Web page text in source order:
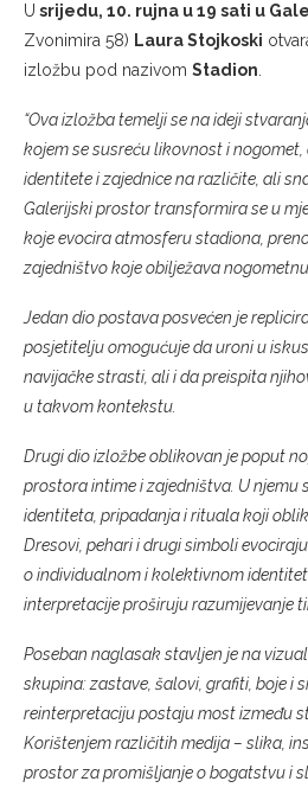
U srijedu, 10. rujna u 19 sati u
Zvonimira 58) Laura Stojkoski
izložbu pod nazivom Stadion.
“Ova izložba temelji se na ideji
kojem se susreću likovnost i
identitete i zajednice na različite, ali
Galerijski prostor transformira se u
koje evocira atmosferu stadiona,
zajedništvo koje obilježava
Jedan dio postava posvećen je
posjetitelju omogućuje da uroni u
navijačke strasti, ali i da preispita
u takvom kontekstu.
Drugi dio izložbe oblikovan je poput
prostora intime i zajedništva. U njemu
identiteta, pripadanja i rituala koji
Dresovi, pehari i drugi simboli
o individualnom i kolektivnom
interpretacije proširuju razumijevanje
Poseban naglasak stavljen je na
skupina: zastave, šalovi, grafiti, boje i
reinterpretaciju postaju most između
Korištenjem različitih medija – slika,
prostor za promišljanje o bogatstvu i